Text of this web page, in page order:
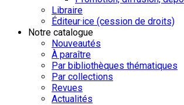
Libraire
Éditeur·ice (cession de droits)
Notre catalogue
Nouveautés
À paraître
Par bibliothèques thématiques
Par collections
Revues
Actualités